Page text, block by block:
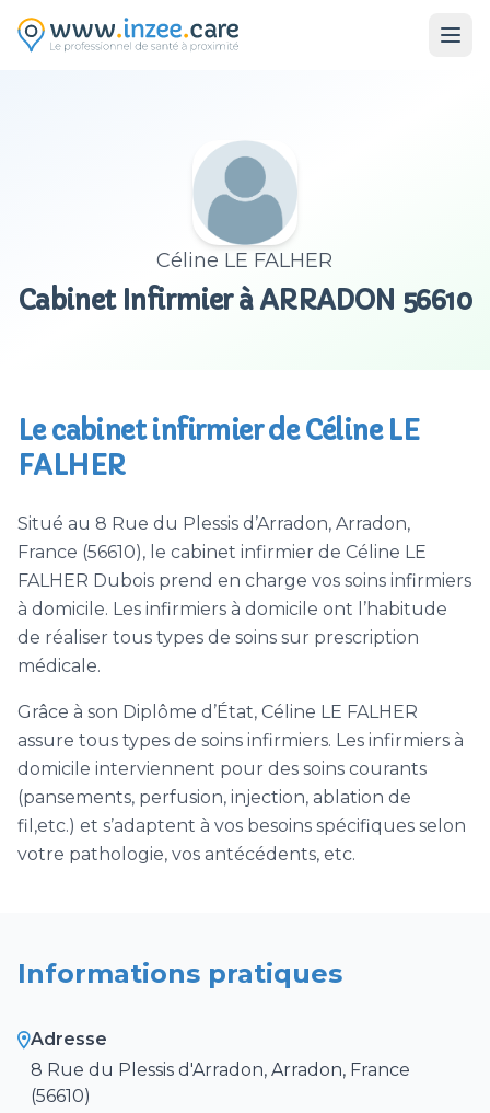
Céline LE FALHER
Cabinet Infirmier à ARRADON 56610
Le cabinet infirmier de Céline LE
FALHER
Situé au 8 Rue du Plessis d’Arradon, Arradon,
France (56610), le cabinet infirmier de Céline LE
FALHER Dubois prend en charge vos soins infirmiers
à domicile. Les infirmiers à domicile ont l’habitude
de réaliser tous types de soins sur prescription
médicale.
Grâce à son Diplôme d’État, Céline LE FALHER
assure tous types de soins infirmiers. Les infirmiers à
domicile interviennent pour des soins courants
(pansements, perfusion, injection, ablation de
fil,etc.) et s’adaptent à vos besoins spécifiques selon
votre pathologie, vos antécédents, etc.
Informations pratiques
Adresse
8 Rue du Plessis d'Arradon, Arradon, France
(56610)